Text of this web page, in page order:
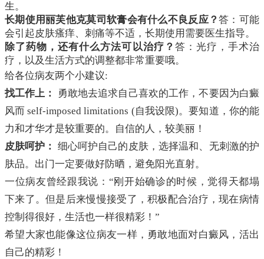
生。
长期使用丽芙他克莫司软膏会有什么不良反应？答：可能
会引起皮肤瘙痒、刺痛等不适，长期使用需要医生指导。
除了药物，还有什么方法可以治疗？ 答：光疗，手术治
疗，以及生活方式的调整都非常重要哦。
给各位病友两个小建议:
找工作上：
勇敢地去追求自己喜欢的工作，不要因为白癜
风而 self-imposed limitations (自我设限)。要知道，你的能
力和才华才是较重要的。自信的人，较美丽！
皮肤呵护： 细心呵护自己的皮肤，选择温和、无刺激的护
肤品。出门一定要做好防晒，避免阳光直射。
一位病友曾经跟我说：“刚开始确诊的时候，觉得天都塌
下来了。但是后来慢慢接受了，积极配合治疗，现在病情
控制得很好，生活也一样很精彩！”
希望大家也能像这位病友一样，勇敢地面对白癜风，活出
自己的精彩！